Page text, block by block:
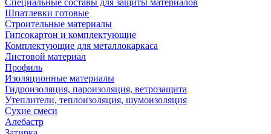
Специальные составы для защиты материалов
Шпатлевки готовые
Строительные материалы
Гипсокартон и комплектующие
Комплектующие для металлокаркаса
Листовой материал
Профиль
Изоляционные материалы
Гидроизоляция, пароизоляция, ветрозащита
Утеплители, теплоизоляция, шумоизоляция
Сухие смеси
Алебастр